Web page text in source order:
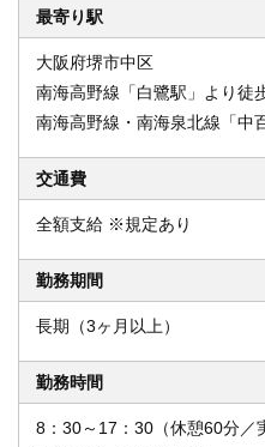
最寄り駅
大阪府堺市中区
南海高野線「白鷺駅」より徒
南海高野線・南海泉北線「中
交通費
全額支給 ※規定あり
勤務期間
長期（3ヶ月以上）
勤務時間
8：30～17：30（休憩60分／